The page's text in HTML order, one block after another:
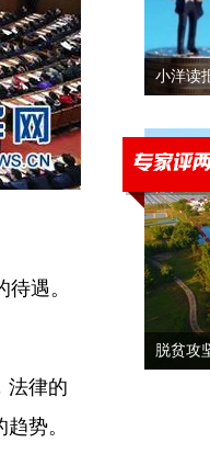
遇。
法律的
势。
小洋读
脱贫攻